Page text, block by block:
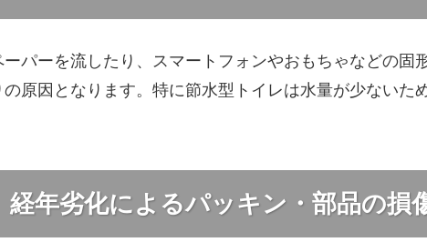
パーを流したり、スマートフォンやおもちゃなどの固
原因となります。特に節水型トイレは水量が少ないた
経年劣化によるパッキン・部品の損